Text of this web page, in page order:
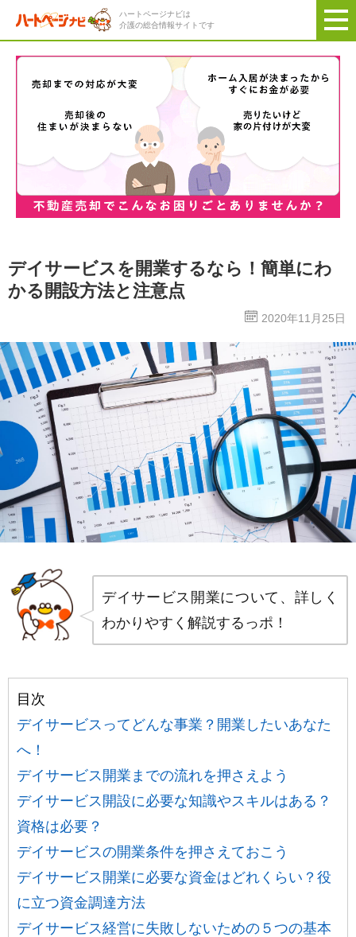
ハートページナビは
介護の総合情報サイトです
デイサービスを開業するなら！簡単にわ
かる開設方法と注意点
2020年11月25日
デイサービス開業について、詳しく
わかりやすく解説するっポ！
目次
デイサービスってどんな事業？開業したいあなた
へ！
デイサービス開業までの流れを押さえよう
デイサービス開設に必要な知識やスキルはある？
資格は必要？
デイサービスの開業条件を押さえておこう
デイサービス開業に必要な資金はどれくらい？役
に立つ資金調達方法
デイサービス経営に失敗しないための５つの基本